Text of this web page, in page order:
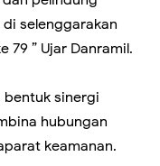
selenggarakan
79 ” Ujar Danramil.
sinergi
hubungan
keamanan.